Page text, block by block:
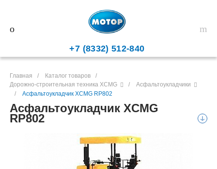
+7 (8332) 512-840
Главная / Каталог товаров
/
Дорожно-строительная техника XCMG
/
Асфальтоукладчики
/
Асфальтоукладчик XCMG RP802
Асфальтоукладчик XCMG
RP802